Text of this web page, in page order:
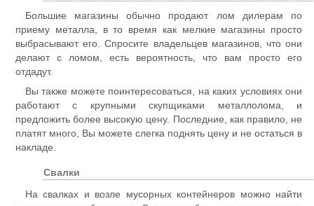
Большие магазины обычно продают лом дилерам по
приему металла, в то время как мелкие магазины просто
выбрасывают его. Спросите владельцев магазинов, что они
делают с ломом, есть вероятность, что вам просто его
отдадут.
Вы также можете поинтересоваться, на каких условиях они
работают с крупными скупщиками металлолома, и
предложить более высокую цену. Последние, как правило, не
платят много, Вы можете слегка поднять цену и не остаться в
накладе.
Свалки
На свалках и возле мусорных контейнеров можно найти